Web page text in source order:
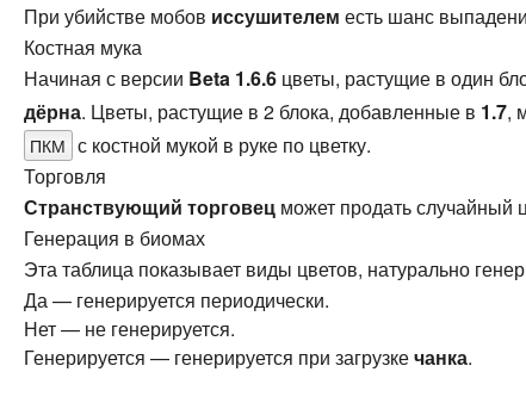
При убийстве мобов иссушителем есть шанс
Костная мука
Начиная с версии Beta 1.6.6 цветы, растущие в один
дёрна. Цветы, растущие в 2 блока, добавленные в 1.7,
ПКМ с костной мукой в руке по цветку.
Торговля
Странствующий торговец может продать случайный
Генерация в биомах
Эта таблица показывает виды цветов, натурально
Да — генерируется периодически.
Нет — не генерируется.
Генерируется — генерируется при загрузкечанка.